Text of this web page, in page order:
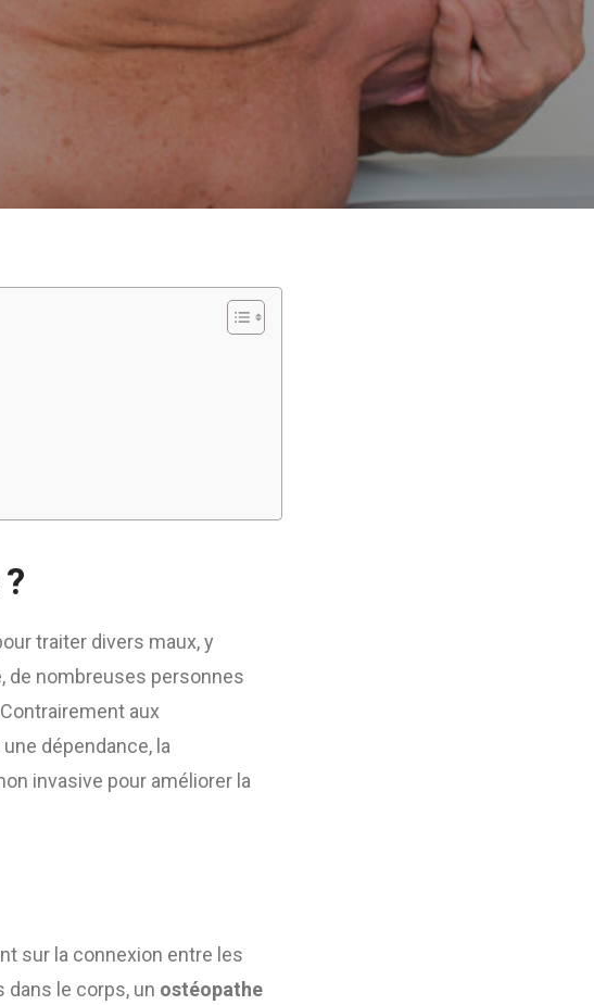
traiter divers maux, y
de nombreuses personnes
aux
dépendance, la
invasive pour améliorer la
sur la connexion entre les
le corps, un ostéopathe